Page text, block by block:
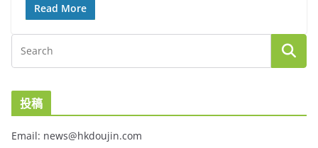
Read More
投稿
Email: news@hkdoujin.com